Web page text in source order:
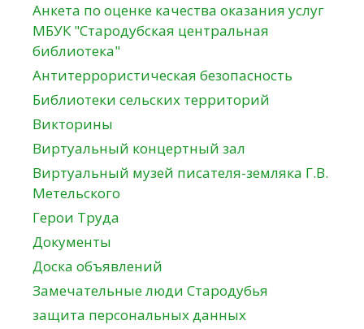
Анкета по оценке качества оказания услуг
МБУК "Стародубская центральная
библиотека"
Антитеррористическая безопасность
Библиотеки сельских территорий
Викторины
Виртуальный концертный зал
Виртуальный музей писателя-земляка Г.В.
Метельского
Герои Труда
Документы
Доска объявлений
Замечательные люди Стародубья
защита персональных данных